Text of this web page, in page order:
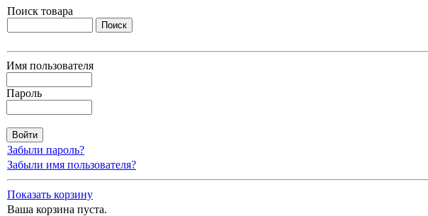
Поиск товара
Имя пользователя
Пароль
Забыли пароль?
Забыли имя пользователя?
Показать корзину
Ваша корзина пуста.